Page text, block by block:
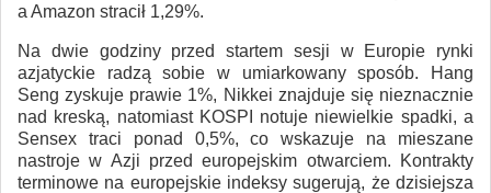
a Amazon stracił 1,29%.
Na dwie godziny przed startem sesji w Europie rynki
azjatyckie radzą sobie w umiarkowany sposób. Hang
Seng zyskuje prawie 1%, Nikkei znajduje się nieznacznie
nad kreską, natomiast KOSPI notuje niewielkie spadki, a
Sensex traci ponad 0,5%, co wskazuje na mieszane
nastroje w Azji przed europejskim otwarciem. Kontrakty
terminowe na europejskie indeksy sugerują, że dzisiejsza